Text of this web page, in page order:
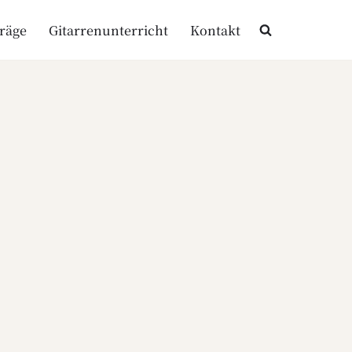
Gitarrenunterricht Kontakt